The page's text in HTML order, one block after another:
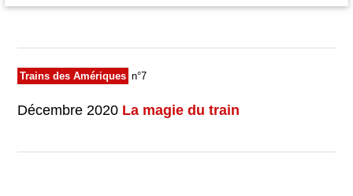
Trains des Amériques n°7
Décembre 2020 La magie du train